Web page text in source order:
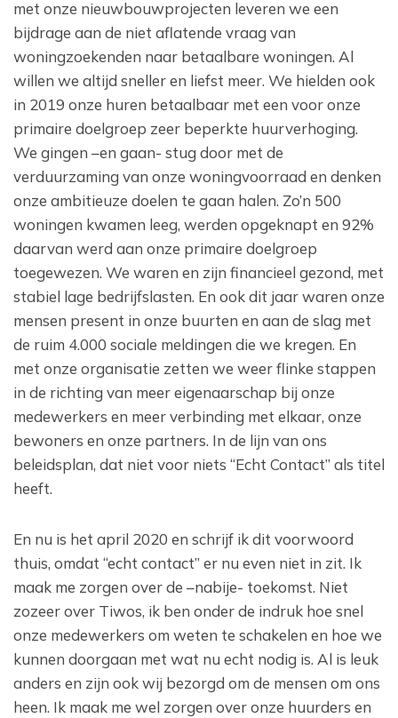
met onze nieuwbouwprojecten leveren we een
bijdrage aan de niet aflatende vraag van
woningzoekenden naar betaalbare woningen. Al
willen we altijd sneller en liefst meer. We hielden ook
in 2019 onze huren betaalbaar met een voor onze
primaire doelgroep zeer beperkte huurverhoging.
We gingen –en gaan- stug door met de
verduurzaming van onze woningvoorraad en denken
onze ambitieuze doelen te gaan halen. Zo’n 500
woningen kwamen leeg, werden opgeknapt en 92%
daarvan werd aan onze primaire doelgroep
toegewezen. We waren en zijn financieel gezond, met
stabiel lage bedrijfslasten. En ook dit jaar waren onze
mensen present in onze buurten en aan de slag met
de ruim 4.000 sociale meldingen die we kregen. En
met onze organisatie zetten we weer flinke stappen
in de richting van meer eigenaarschap bij onze
medewerkers en meer verbinding met elkaar, onze
bewoners en onze partners. In de lijn van ons
beleidsplan, dat niet voor niets “Echt Contact” als titel
heeft.
En nu is het april 2020 en schrijf ik dit voorwoord
thuis, omdat “echt contact” er nu even niet in zit. Ik
maak me zorgen over de –nabije- toekomst. Niet
zozeer over Tiwos, ik ben onder de indruk hoe snel
onze medewerkers om weten te schakelen en hoe we
kunnen doorgaan met wat nu echt nodig is. Al is leuk
anders en zijn ook wij bezorgd om de mensen om ons
heen. Ik maak me wel zorgen over onze huurders en